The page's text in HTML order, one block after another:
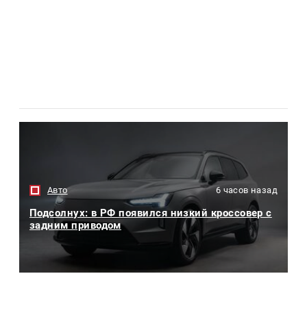
Авто 6 часов назад
Подсолнух: в РФ появился низкий кроссовер с
задним приводом